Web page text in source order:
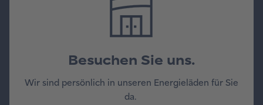
Besuchen Sie uns.
Wir sind persönlich in unseren Energieläden für Sie
da.